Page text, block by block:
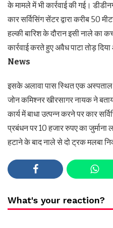
के मामले में भी कार्रवाई की गई।
कार सर्विसिंग सेंटर द्वारा करीब 50
हल्की बारिश के दौरान इसी नाले
कार्रवाई करते हुए अवैध पाटा तोड़
News
इसके अलावा पास स्थित एक अस्पताल
जोन कमिश्नर खीरसागर नायक ने
कार्य में बाधा उत्पन्न करने पर कार
प्रबंधन पर 10 हजार रुपए का जुर्माना
हटाने के बाद नाले से दो ट्रक मलबा
What's your reaction?